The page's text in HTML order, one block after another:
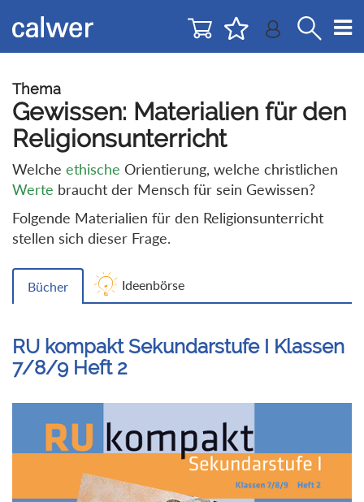
zur
Navigation
zum
Inhalt
Thema
Gewissen: Materialien für den
Religionsunterricht
Welche ethische Orientierung, welche christlichen
Werte braucht der Mensch für sein Gewissen?
Folgende Materialien für den Religionsunterricht
stellen sich dieser Frage.
Bücher Ideenbörse
RU kompakt Sekundarstufe I Klassen
7/8/9 Heft 2